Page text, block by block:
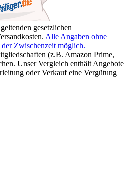
gesetzlichen
Alle Angaben ohne
Zwischenzeit möglich.
(z.B. Amazon Prime,
Unser Vergleich enthält Angebote
oder Verkauf eine Vergütung